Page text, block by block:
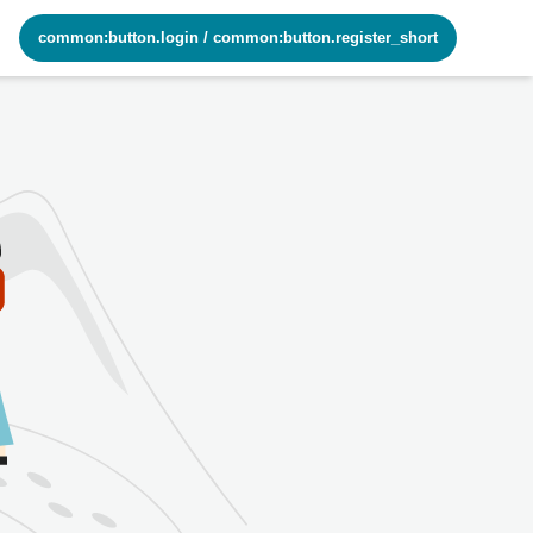
common:button.login / common:button.register_short